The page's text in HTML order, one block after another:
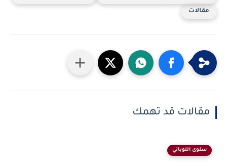
مقالات
مقالات قد تهمك
سلوى اللوباني